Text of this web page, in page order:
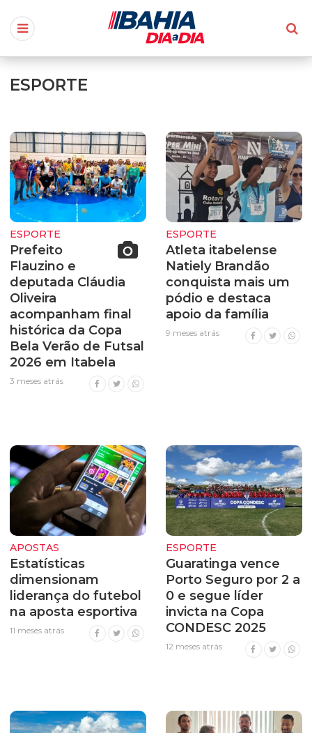
ESPORTE
ESPORTE
Prefeito
Flauzino e
deputada Cláudia
Oliveira
acompanham final
histórica da Copa
Bela Verão de Futsal
2026 em Itabela
3 meses atrás
ESPORTE
Atleta itabelense
Natiely Brandão
conquista mais um
pódio e destaca
apoio da família
9 meses atrás
APOSTAS
Estatísticas
dimensionam
liderança do futebol
na aposta esportiva
11 meses atrás
ESPORTE
Guaratinga vence
Porto Seguro por 2 a
0 e segue líder
invicta na Copa
CONDESC 2025
12 meses atrás